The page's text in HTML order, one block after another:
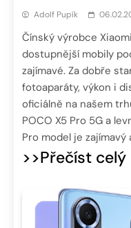
Adolf Pupík
Čínský výrobce
dostupnější mobily
zajímavé. Za dobře
fotoaparáty, výkon i
oficiálně na našem
POCO X5 Pro 5G a
Pro model je zajímavý
>>Přečíst